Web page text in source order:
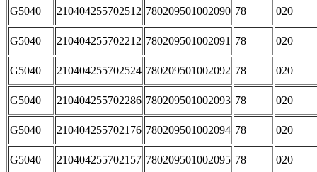
G5040 210404255702512 780209501002090 78 020
G5040 210404255702212 780209501002091 78 020
G5040 210404255702524 780209501002092 78 020
G5040 210404255702286 780209501002093 78 020
G5040 210404255702176 780209501002094 78 020
G5040 210404255702157 780209501002095 78 020